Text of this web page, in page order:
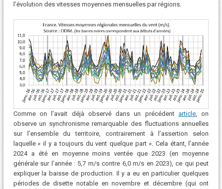
l’évolution des vitesses moyennes mensuelles par régions.
Comme on l’avait déjà observé dans un précédent article, on
observe un synchronisme remarquable des fluctuations annuelles
sur l’ensemble du territoire, contrairement à l’assertion selon
laquelle « il y a toujours du vent quelque part ». Cela étant, l’année
2024 a été en moyenne moins ventée que 2023 (en moyenne
générale sur l’année : 5,7 m/s contre 6,0 m/s en 2023), ce qui peut
expliquer la baisse de production. Il y a eu en particulier quelques
périodes de disette notable en novembre et décembre (qui ont